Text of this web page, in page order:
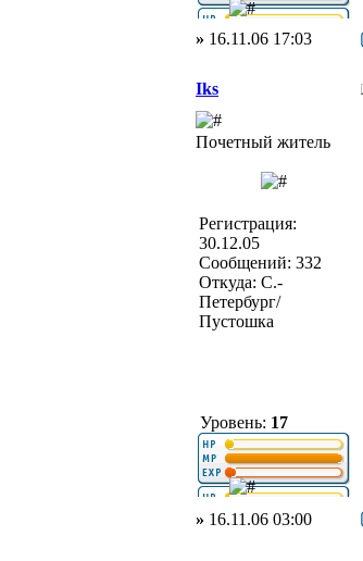
» 16.11.06 17:03
Iks
Почетный житель
Регистрация:
30.12.05
Сообщений: 332
Откуда: С.-
Петербург/
Пустошка
Уровень: 17
» 16.11.06 03:00